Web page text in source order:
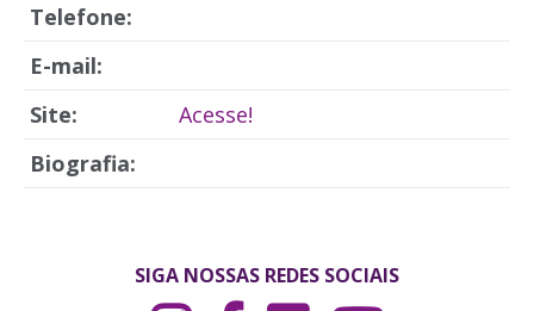
Telefone:
E-mail:
Site:
Acesse!
Biografia:
SIGA NOSSAS REDES SOCIAIS